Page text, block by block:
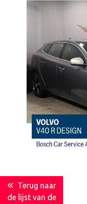
Terug naar
de lijst van de